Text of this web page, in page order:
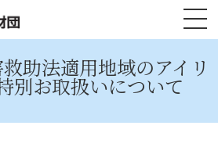
助法適用地域のアイリ
別お取扱いについて